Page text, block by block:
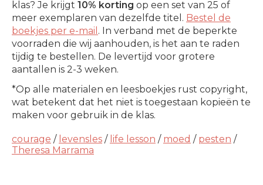
klas? Je krijgt 10% korting op een set van 25 of
meer exemplaren van dezelfde titel. Bestel de
boekjes per e-mail . In verband met de beperkte
voorraden die wij aanhouden, is het aan te raden
tijdig te bestellen. De levertijd voor grotere
aantallen is 2-3 weken.
*Op alle materialen en leesboekjes rust copyright,
wat betekent dat het niet is toegestaan kopieën te
maken voor gebruik in de klas.
courage / levensles / life lesson / moed / pesten /
Theresa Marrama